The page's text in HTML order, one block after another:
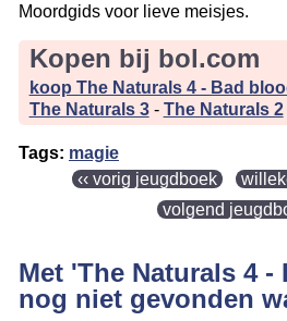
Moordgids voor lieve meisjes.
Kopen bij bol.com
koop The Naturals 4 - Bad
The Naturals 3- The Naturals 2
Tags: magie
‹‹ vorig jeugdboek
volgend
Met 'The Naturals 4 -
nog niet gevonden